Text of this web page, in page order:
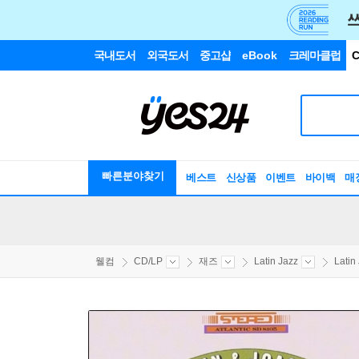
국내도서 외국도서 중고샵 eBook 크레마클럽
빠른분야찾기 베스트 신상품 이벤트 바이백 매
웰컴 CD/LP 재즈 Latin Jazz Latin